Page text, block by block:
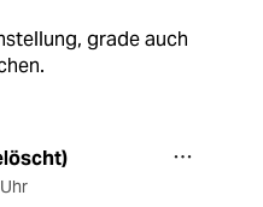
grade auch